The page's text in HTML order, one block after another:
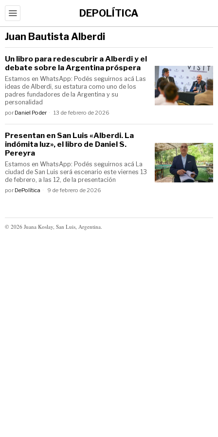
DEPOLÍTICA
Juan Bautista Alberdi
Un libro para redescubrir a Alberdi y el
debate sobre la Argentina próspera
Estamos en WhatsApp: Podés seguirnos acá Las
ideas de Alberdi, su estatura como uno de los
padres fundadores de la Argentina y su
personalidad
por Daniel Poder 13 de febrero de 2026
Presentan en San Luis «Alberdi. La
indómita luz», el libro de Daniel S.
Pereyra
Estamos en WhatsApp: Podés seguirnos acá La
ciudad de San Luis será escenario este viernes 13
de febrero, a las 12, de la presentación
por DePolítica 9 de febrero de 2026
© 2026 Juana Koslay, San Luis, Argentina.